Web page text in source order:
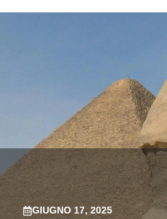
GIUGNO 17, 2025